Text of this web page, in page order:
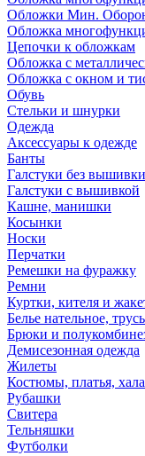
Обложки Мин.
Обложка
Цепочки к обложкам
Обложка с
Обложка с окном и
Обувь
Стельки и шнурки
Одежда
Аксессуары к одежде
Банты
Галстуки без вышивки
Галстуки с вышивкой
Кашне, манишки
Косынки
Носки
Перчатки
Ремешки на фуражку
Ремни
Куртки, кителя и
Белье нательное,
Брюки и
Демисезонная одежда
Жилеты
Костюмы, платья,
Рубашки
Свитера
Тельняшки
Футболки